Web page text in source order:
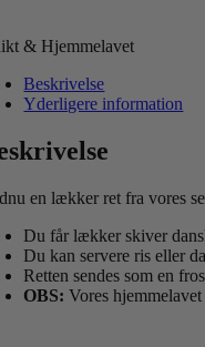
& Hjemmelavet
Beskrivelse
Yderligere information
en lækker ret fra vores
Du får lækker skiver
Du kan servere ris eller
Retten sendes som en
OBS:Vores